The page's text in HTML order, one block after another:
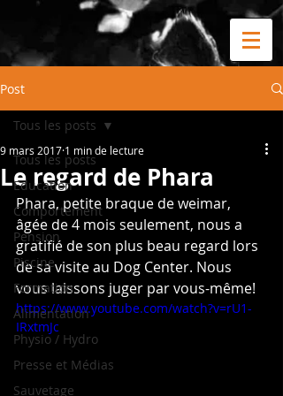
Post
Tous les posts
Education
Comportement
Pension
Piscine
Formation
Alimentation
Physio / Hydro
Presse et Médias
Sauvetage
Tous les posts
Le regard de Phara
9 mars 2017 1 min de lecture
Phara, petite braque de weimar,
âgée de 4 mois seulement, nous a
gratifié de son plus beau regard lors
de sa visite au Dog Center. Nous
vous laissons juger par vous-même!
https://www.youtube.com/watch?v=rU1-
IRxtmJc